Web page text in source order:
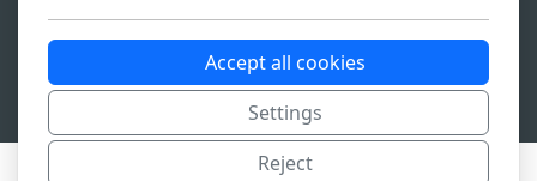
Accept all cookies
Settings
Reject